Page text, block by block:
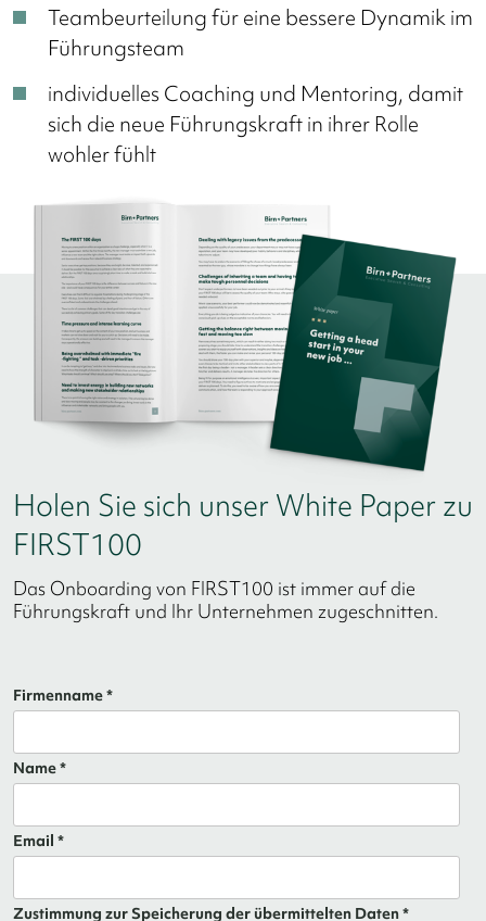
Teambeurteilung für eine bessere Dynamik im
Führungsteam
individuelles Coaching und Mentoring, damit
sich die neue Führungskraft in ihrer Rolle
wohler fühlt
Holen Sie sich unser White Paper zu
FIRST100
Das Onboarding von FIRST100 ist immer auf die
Führungskraft und Ihr Unternehmen zugeschnitten.
Firmenname *
Name *
Email *
Zustimmung zur Speicherung der übermittelten Daten *